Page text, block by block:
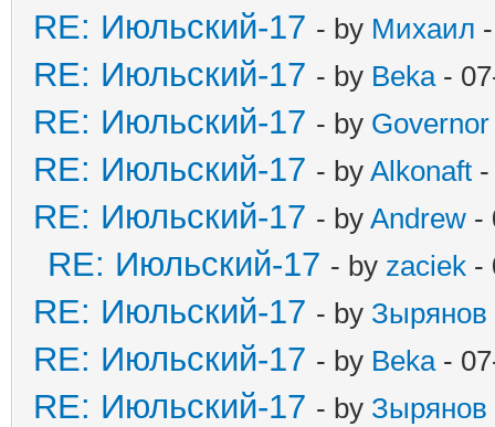
RE: Июльский-17 - by Михаил
RE: Июльский-17 - by Beka-
RE: Июльский-17 - by Governor
RE: Июльский-17 - by Alkonaft
RE: Июльский-17 - by Andrew -
RE: Июльский-17 - by zaciek -
RE: Июльский-17 - by Зырянов
RE: Июльский-17 - by Beka-
RE: Июльский-17 - by Зырянов